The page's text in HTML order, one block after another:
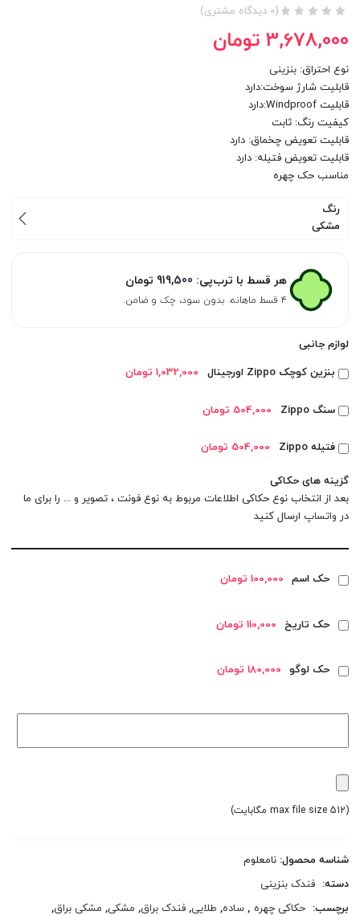
(
0 دیدگاه مشتری)
3,678,000 تومان
نوع احتراق:بنزینی
قابلیت شارژ سوخت:دارد
قابلیت Windproof:دارد
کیفیت رنگ: ثابت
قابلیت تعویض چخماق: دارد
قابلیت تعویض فتیله: دارد
مناسب حک چهره
رنگ
مشکی
هر قسط با ترب‌پی: 919,500 تومان
۴ قسط ماهانه. بدون سود، چک و ضامن.
لوازم جانبی
بنزین کوچک Zippo اورجینال
1,032,000 تومان
سنگ Zippo 504,000 تومان
فتیله Zippo 504,000 تومان
گزینه های حکاکی
بعد از انتخاب نوع حکاکی اطلاعات مربوط به نوع فونت ، تصویر و ... را برای ما
در واتساپ ارسال کنید
حک اسم 100,000 تومان
حک تاریخ 110,000 تومان
حک لوگو 180,000 تومان
(max file size 512 مگابایت)
شناسه محصول:نامعلوم
دسته: فندک بنزینی
برچسب: حکاکی چهره ,ساده, طلایی,فندک براق, مشکی, مشکی براق,